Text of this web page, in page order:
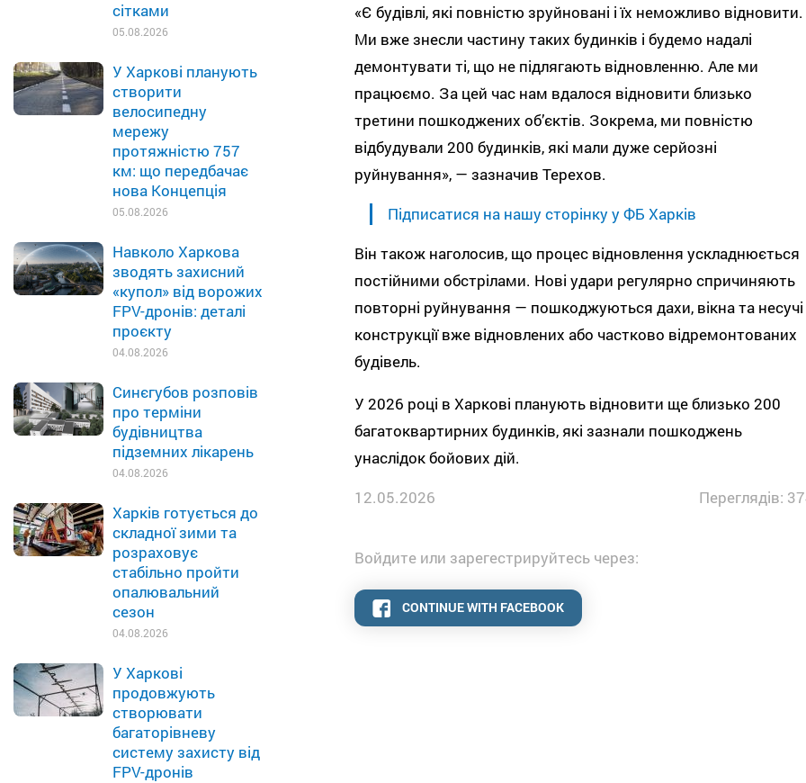
сітками
05.08.2026
У Харкові планують
створити
велосипедну
мережу
протяжністю 757
км: що передбачає
нова Концепція
05.08.2026
Навколо Харкова
зводять захисний
«купол» від ворожих
FPV-дронів: деталі
проєкту
04.08.2026
Синєгубов розповів
про терміни
будівництва
підземних лікарень
04.08.2026
Харків готується до
складної зими та
розраховує
стабільно пройти
опалювальний
сезон
04.08.2026
У Харкові
продовжують
створювати
багаторівневу
систему захисту від
FPV-дронів
«Є будівлі, які повністю зруйновані і їх неможливо відновити.
Ми вже знесли частину таких будинків і будемо надалі
демонтувати ті, що не підлягають відновленню. Але ми
працюємо. За цей час нам вдалося відновити близько
третини пошкоджених об’єктів. Зокрема, ми повністю
відбудували 200 будинків, які мали дуже серйозні
руйнування», — зазначив Терехов.
Підписатися на нашу сторінку у ФБ Харків
Він також наголосив, що процес відновлення ускладнюється
постійними обстрілами. Нові удари регулярно спричиняють
повторні руйнування — пошкоджуються дахи, вікна та несучі
конструкції вже відновлених або частково відремонтованих
будівель.
У 2026 році в Харкові планують відновити ще близько 200
багатоквартирних будинків, які зазнали пошкоджень
унаслідок бойових дій.
12.05.2026
Переглядів:
Войдите или зарегестрируйтесь через:
CONTINUE WITH FACEBOOK